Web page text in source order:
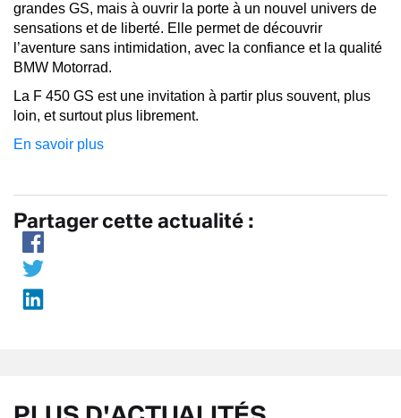
grandes GS, mais à ouvrir la porte à un nouvel univers de
sensations et de liberté. Elle permet de découvrir
l’aventure sans intimidation, avec la confiance et la qualité
BMW Motorrad.
La F 450 GS est une invitation à partir plus souvent, plus
loin, et surtout plus librement.
En savoir plus
Partager cette actualité :